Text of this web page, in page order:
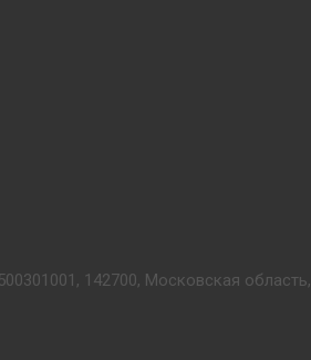
142700, Московская